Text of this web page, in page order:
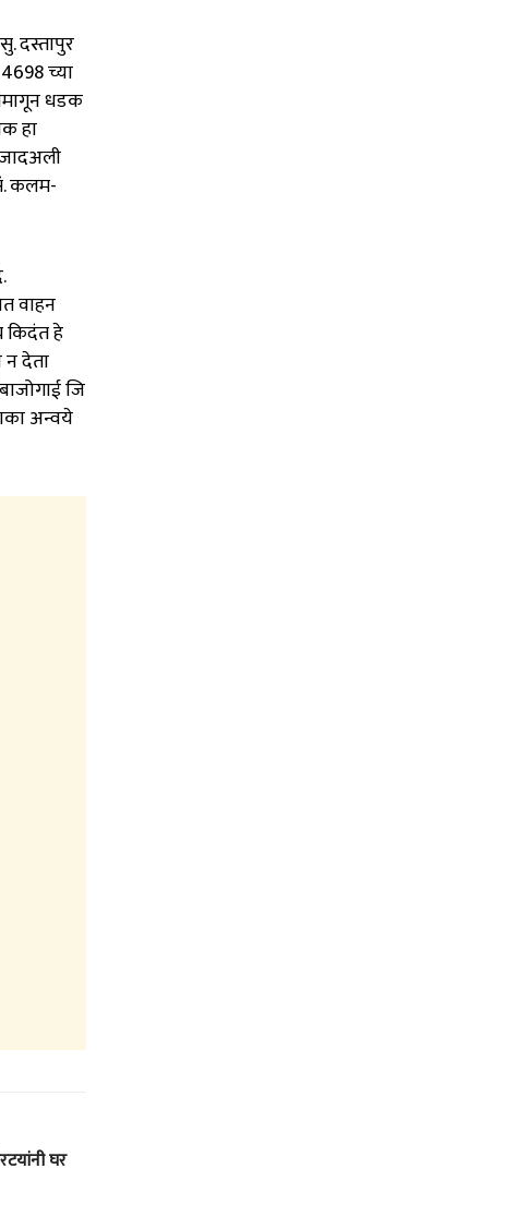
दस्तापुर
च्या
धडक
हा
कलम-
वाहन
किदंत हे
देता
जि
अन्वये
घर